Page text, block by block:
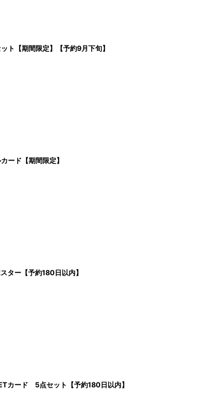
【期間限定】【予約9月下旬】
ド【期間限定】
ー【予約180日以内】
ード 5点セット【予約180日以内】